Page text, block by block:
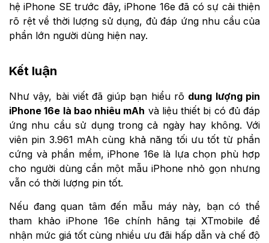
hệ iPhone SE trước đây, iPhone 16e đã có sự cải thiện
rõ rệt về thời lượng sử dụng, đủ đáp ứng nhu cầu của
phần lớn người dùng hiện nay.
Kết luận
Như vậy, bài viết đã giúp bạn hiểu rõ dung lượng pin
iPhone 16e là bao nhiêu mAh và liệu thiết bị có đủ đáp
ứng nhu cầu sử dụng trong cả ngày hay không. Với
viên pin 3.961 mAh cùng khả năng tối ưu tốt từ phần
cứng và phần mềm, iPhone 16e là lựa chọn phù hợp
cho người dùng cần một mẫu iPhone nhỏ gọn nhưng
vẫn có thời lượng pin tốt.
Nếu đang quan tâm đến mẫu máy này, bạn có thể
tham khảo iPhone 16e chính hãng tại XTmobile để
nhận mức giá tốt cùng nhiều ưu đãi hấp dẫn và chế độ